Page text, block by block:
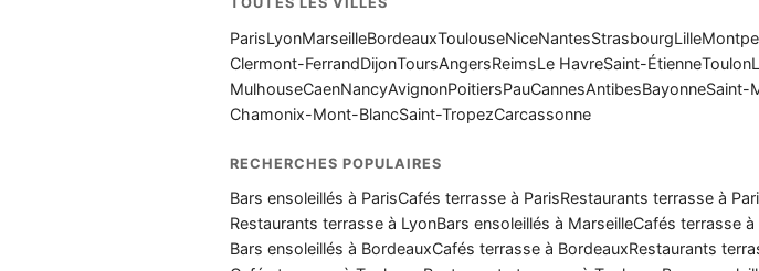
ParisLyonMarseilleBordeauxToulouseNiceNantesStrasbourgLille
Clermont-FerrandDijonToursAngersReimsLe HavreSaint-ÉtienneToulon
MulhouseCaenNancyAvignonPoitiersPauCannesAntibesBayonneSaint-
Chamonix-Mont-BlancSaint-TropezCarcassonne
RECHERCHES POPULAIRES
Bars ensoleillés à ParisCafés terrasse à ParisRestaurants terrasse à
Restaurants terrasse à LyonBars ensoleillés à MarseilleCafés terrasse à
Bars ensoleillés à BordeauxCafés terrasse à BordeauxRestaurants